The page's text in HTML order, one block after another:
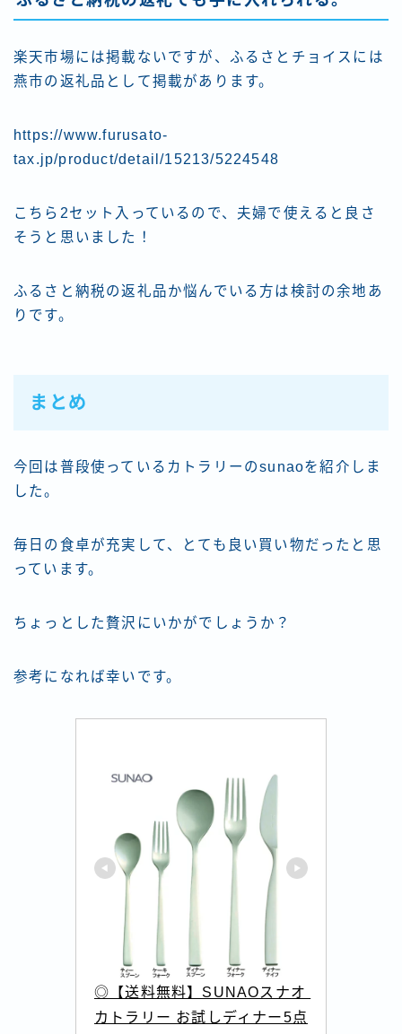
楽天市場には掲載ないですが、ふるさとチョイスには
燕市の返礼品として掲載があります。
https://www.furusato-
tax.jp/product/detail/15213/5224548
こちら2セット入っているので、夫婦で使えると良さ
そうと思いました！
ふるさと納税の返礼品か悩んでいる方は検討の余地あ
りです。
まとめ
今回は普段使っているカトラリーのsunaoを紹介しま
した。
毎日の食卓が充実して、とても良い買い物だったと思
っています。
ちょっとした贅沢にいかがでしょうか？
参考になれば幸いです。
◎【送料無料】SUNAOスナオ
カトラリー お試しディナー5点